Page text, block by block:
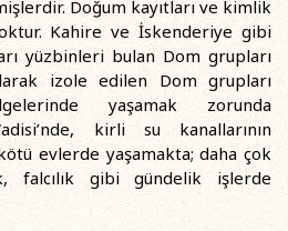
Doğum kayıtları ve kimlik
Kahire ve İskenderiye gibi
yüzbinleri bulan Dom grupları
izole edilen Dom grupları
yaşamak zorunda
kirli su kanallarının
evlerde yaşamakta; daha çok
falcılık gibi gündelik işlerde